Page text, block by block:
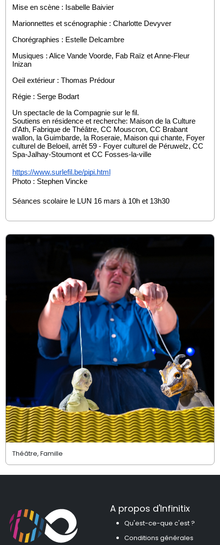
Mise en scène : Isabelle Baivier
Marionnettes et scénographie : Charlotte Devyver
Chorégraphies : Estelle Delcambre
Musiques : Alice Vande Voorde, Fab Raïz et Anne-Fleur
Inizan
Oeil extérieur : Thomas Prédour
Régie : Serge Bodart
Un spectacle de la Compagnie sur le fil.
Soutiens en résidence et recherche: Maison de la Culture
d’Ath, Fabrique de Théâtre, CC Mouscron, CC Brabant
wallon, la Guimbarde, la Roseraie, Maison qui chante, Foyer
culturel de Beloeil, arrêt 59 - Foyer culturel de Péruwelz, CC
Spa-Jalhay-Stoumont et CC Fosses-la-ville
https://www.surlefil.be/pipi.html
Photo : Stephen Vincke
Séances scolaire le LUN 16 mars à 10h et 13h30
Théâtre, Famille
A propos d'Infinitix
Qu'est-ce-que c'est ?
Conditions générales